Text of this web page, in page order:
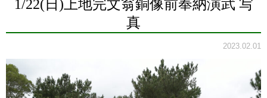
1/22(日)上地完文翁銅像前奉納演武 写
真
2023.02.01